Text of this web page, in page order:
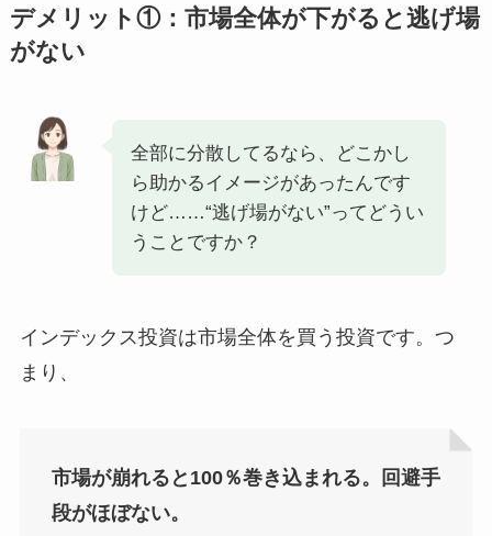
デメリット①：市場全体が下がると逃げ場
がない
全部に分散してるなら、どこかし
ら助かるイメージがあったんです
けど……“逃げ場がない”ってどうい
うことですか？
インデックス投資は市場全体を買う投資です。つ
まり、
市場が崩れると100％巻き込まれる。回避手
段がほぼない。